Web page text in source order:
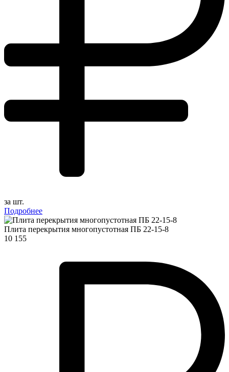
за шт.
Подробнее
Плита перекрытия многопустотная ПБ 22-15-8
10 155